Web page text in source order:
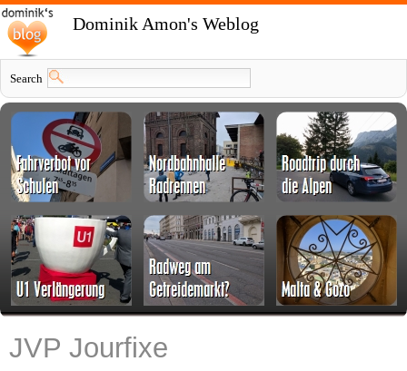
Dominik Amon's Weblog
Search
JVP Jourfixe